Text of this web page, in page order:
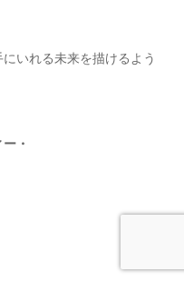
いれる未来を描けるよう
・